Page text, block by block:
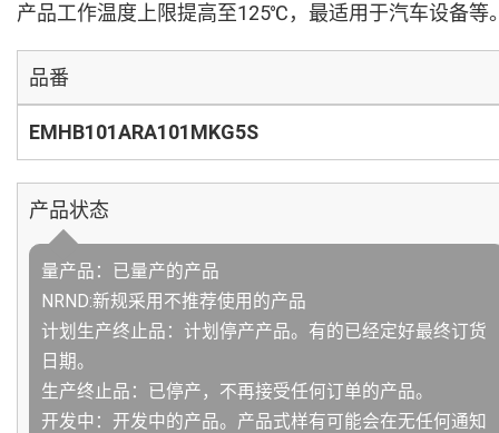
产品工作温度上限提高至125℃，最适用于汽车设备等
品番
EMHB101ARA101MKG5S
产品状态
量产品：已量产的产品
NRND:新规采用不推荐使用的产品
计划生产终止品：计划停产产品。有的已经定好最终订货
日期。
生产终止品：已停产，不再接受任何订单的产品。
开发中：开发中的产品。产品式样有可能会在无任何通知